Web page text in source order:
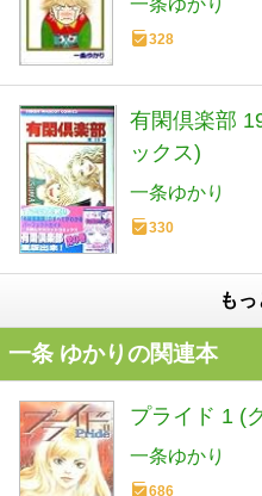
一条ゆかり
328
有閑倶楽部
ックス)
一条ゆかり
330
も
一条 ゆかりの関連本
プライド 1 (
一条ゆかり
686